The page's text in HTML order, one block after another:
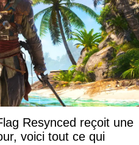
Resynced reçoit une
voici tout ce qui